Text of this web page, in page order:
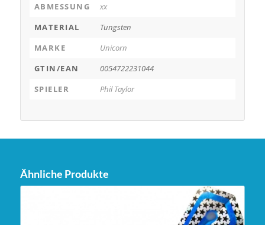
ABMESSUNG
xx
MATERIAL
Tungsten
MARKE
Unicorn
GTIN/EAN
0054722231044
SPIELER
Phil Taylor
Ähnliche Produkte